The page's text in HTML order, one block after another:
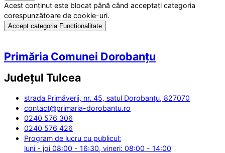
Acest conținut este blocat până când acceptați categoria
corespunzătoare de cookie-uri.
Accept categoria Funcționalitate
Primăria Comunei Dorobanțu
Județul Tulcea
strada Primăverii, nr. 45, satul Dorobanțu, 827070
contact@primaria-dorobantu.ro
0240 576 306
0240 576 426
Program de lucru cu publicul:
luni - joi 08:00 - 16:30, vineri: 08:00 - 14:00